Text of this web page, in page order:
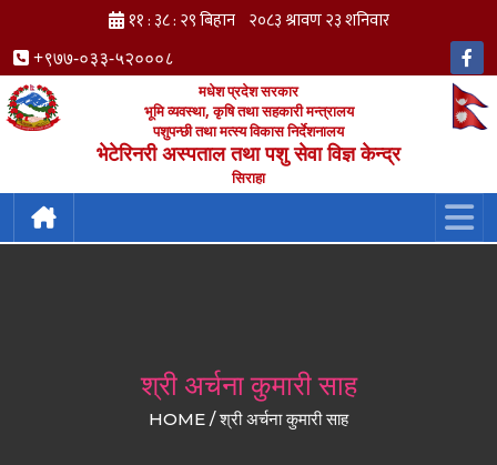
+९७७-०३३-५२०००८
मधेश प्रदेश सरकार
भूमि व्यवस्था, कृषि तथा सहकारी मन्त्रालय
पशुपन्छी तथा मत्स्य विकास निर्देशनालय
भेटेरिनरी अस्पताल तथा पशु सेवा विज्ञ केन्द्र
सिराहा
श्री अर्चना कुमारी साह
HOME / श्री अर्चना कुमारी साह